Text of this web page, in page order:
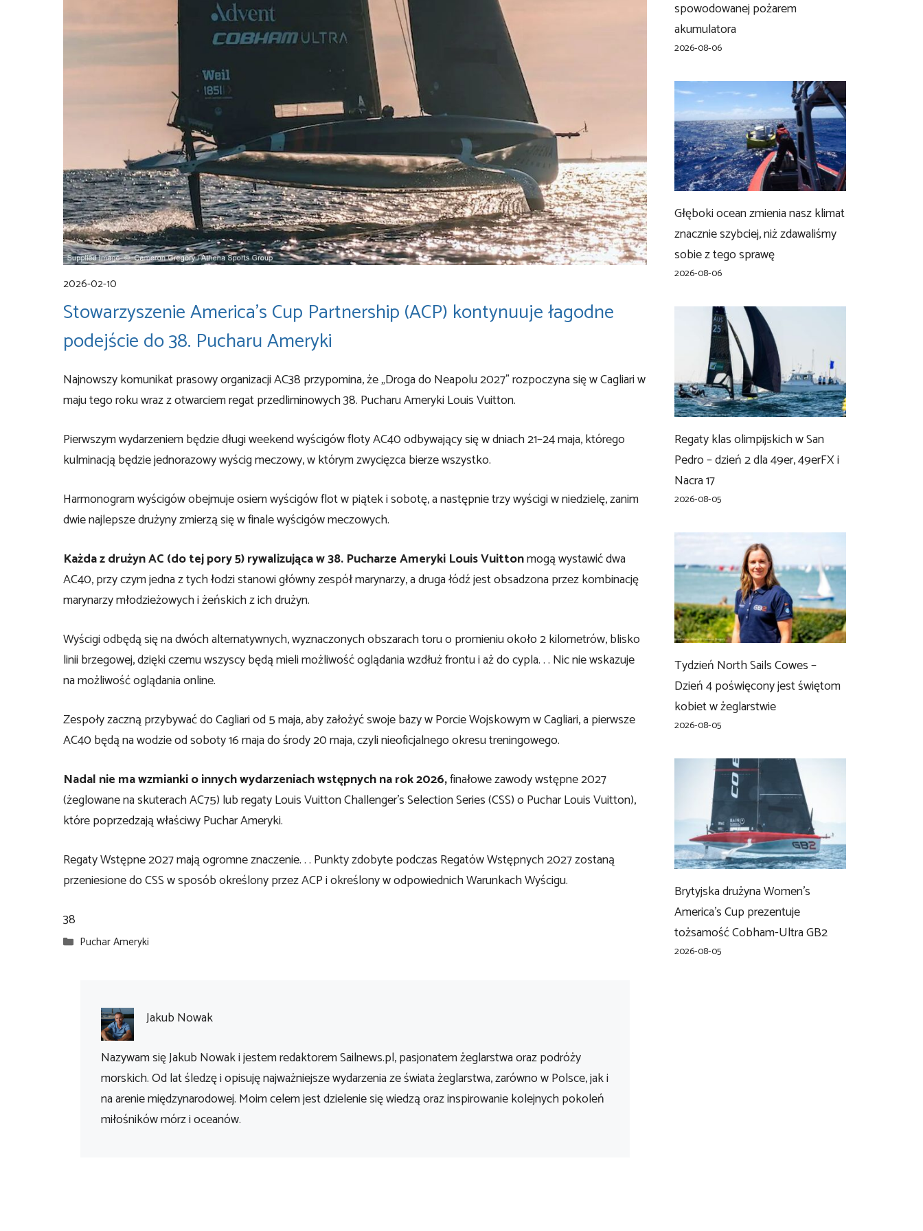
2026-02-10
Stowarzyszenie America’s Cup Partnership (ACP) kontynuuje łagodne
podejście do 38. Pucharu Ameryki
Najnowszy komunikat prasowy organizacji AC38 przypomina, że ​​„Droga do Neapolu 2027” rozpoczyna się w Cagliari w
maju tego roku wraz z otwarciem regat przedliminowych 38. Pucharu Ameryki Louis Vuitton.
Pierwszym wydarzeniem będzie długi weekend wyścigów floty AC40 odbywający się w dniach 21–24 maja, którego
kulminacją będzie jednorazowy wyścig meczowy, w którym zwycięzca bierze wszystko.
Harmonogram wyścigów obejmuje osiem wyścigów flot w piątek i sobotę, a następnie trzy wyścigi w niedzielę, zanim
dwie najlepsze drużyny zmierzą się w finale wyścigów meczowych.
Każda z drużyn AC (do tej pory 5) rywalizująca w 38. Pucharze Ameryki Louis Vuittonmogą wystawić dwa
AC40, przy czym jedna z tych łodzi stanowi główny zespół marynarzy, a druga łódź jest obsadzona przez kombinację
marynarzy młodzieżowych i żeńskich z ich drużyn.
Wyścigi odbędą się na dwóch alternatywnych, wyznaczonych obszarach toru o promieniu około 2 kilometrów, blisko
linii brzegowej, dzięki czemu wszyscy będą mieli możliwość oglądania wzdłuż frontu i aż do cypla. . . Nic nie wskazuje
na możliwość oglądania online.
Zespoły zaczną przybywać do Cagliari od 5 maja, aby założyć swoje bazy w Porcie Wojskowym w Cagliari, a pierwsze
AC40 będą na wodzie od soboty 16 maja do środy 20 maja, czyli nieoficjalnego okresu treningowego.
Nadal nie ma wzmianki o innych wydarzeniach wstępnych na rok 2026,finałowe zawody wstępne 2027
(żeglowane na skuterach AC75) lub regaty Louis Vuitton Challenger’s Selection Series (CSS) o Puchar Louis Vuitton),
które poprzedzają właściwy Puchar Ameryki.
Regaty Wstępne 2027 mają ogromne znaczenie. . . Punkty zdobyte podczas Regatów Wstępnych 2027 zostaną
przeniesione do CSS w sposób określony przez ACP i określony w odpowiednich Warunkach Wyścigu.
38
Kategorie
Puchar Ameryki
Jakub Nowak
Nazywam się Jakub Nowak i jestem redaktorem Sailnews.pl, pasjonatem żeglarstwa oraz podróży
morskich. Od lat śledzę i opisuję najważniejsze wydarzenia ze świata żeglarstwa, zarówno w Polsce, jak i
na arenie międzynarodowej. Moim celem jest dzielenie się wiedzą oraz inspirowanie kolejnych pokoleń
miłośników mórz i oceanów.
spowodowanej pożarem
akumulatora
2026-08-06
Głęboki ocean zmienia nasz klimat
znacznie szybciej, niż zdawaliśmy
sobie z tego sprawę
2026-08-06
Regaty klas olimpijskich w San
Pedro – dzień 2 dla 49er, 49erFX i
Nacra 17
2026-08-05
Tydzień North Sails Cowes –
Dzień 4 poświęcony jest świętom
kobiet w żeglarstwie
2026-08-05
Brytyjska drużyna Women’s
America’s Cup prezentuje
tożsamość Cobham-Ultra GB2
2026-08-05